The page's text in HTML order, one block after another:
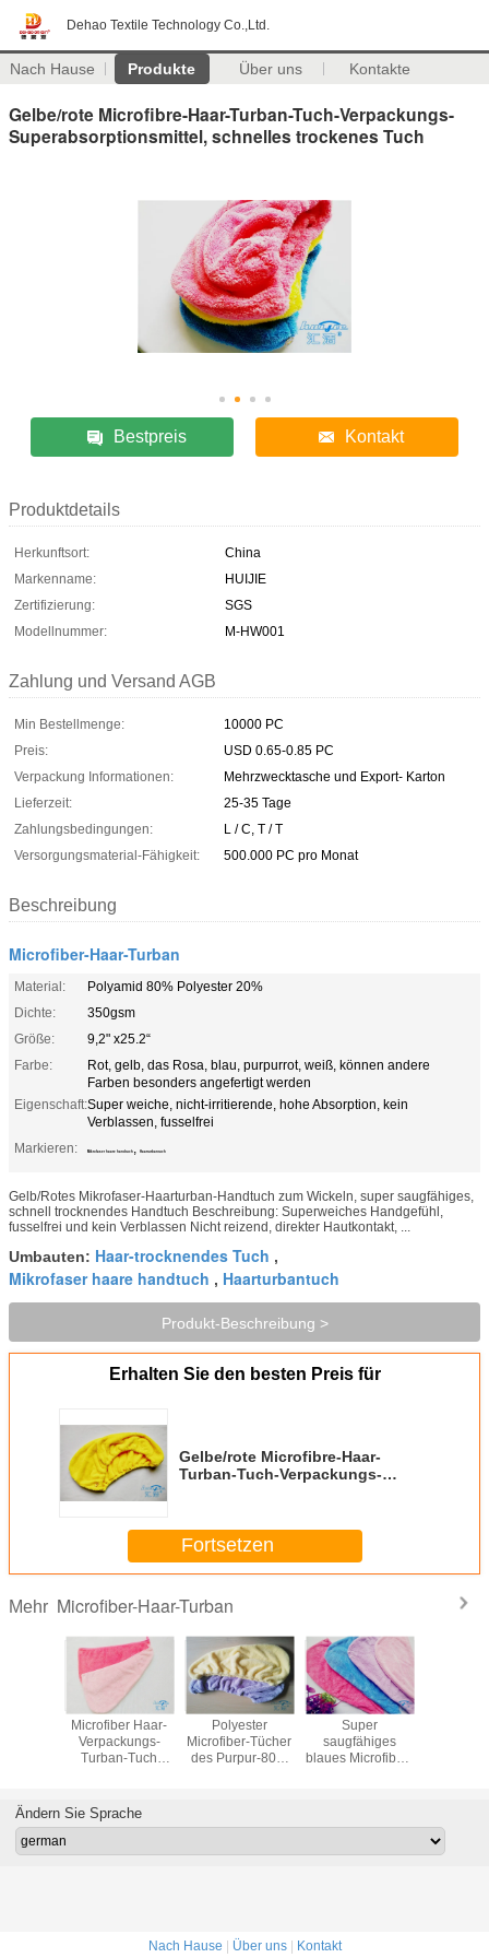
Dehao Textile Technology Co.,Ltd.
Nach Hause Produkte Über uns Kontakte
Gelbe/rote Microfibre-Haar-Turban-Tuch-Verpackungs-
Superabsorptionsmittel, schnelles trockenes Tuch
Bestpreis Kontakt
Produktdetails
Herkunftsort:
China
Markenname:
HUIJIE
Zertifizierung:
SGS
Modellnummer:
M-HW001
Zahlung und Versand AGB
Min Bestellmenge:
10000 PC
Preis:
USD 0.65-0.85 PC
Verpackung Informationen:
Mehrzwecktasche und Export- Karton
Lieferzeit:
25-35 Tage
Zahlungsbedingungen:
L / C, T / T
Versorgungsmaterial-Fähigkeit:
500.000 PC pro Monat
Beschreibung
Microfiber-Haar-Turban
Material:
Polyamid 80% Polyester 20%
Dichte:
350gsm
Größe:
9,2" x25.2“
Farbe:
Rot, gelb, das Rosa, blau, purpurrot, weiß, können andere
Farben besonders angefertigt werden
Eigenschaft:Super weiche, nicht-irritierende, hohe Absorption, kein
Verblassen, fusselfrei
Markieren:
Mikrofaser haare handtuch , Haarturbantuch
Gelb/Rotes Mikrofaser-Haarturban-Handtuch zum Wickeln, super saugfähiges,
schnell trocknendes Handtuch Beschreibung: Superweiches Handgefühl,
fusselfrei und kein Verblassen Nicht reizend, direkter Hautkontakt, ...
Umbauten: Haar-trocknendes Tuch ,
Mikrofaser haare handtuch , Haarturbantuch
Produkt-Beschreibung >
Erhalten Sie den besten Preis für
Gelbe/rote Microfibre-Haar-
Turban-Tuch-Verpackungs-
Fortsetzen
Mehr Microfiber-Haar-Turban
Microfiber Haar-
Verpackungs-
Turban-Tuch
nasses, schnelle
trocknende
Polyester
Microfiber-Tücher
des Purpur-80%
Super
saugfähiges
blaues Microfiber-
Ändern Sie Sprache
Nach Hause | Über uns| Kontakt